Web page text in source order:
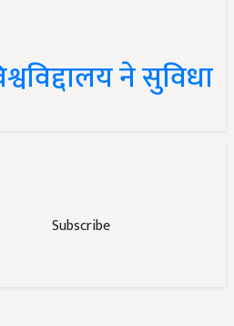
Subscribe
ने सुविधा